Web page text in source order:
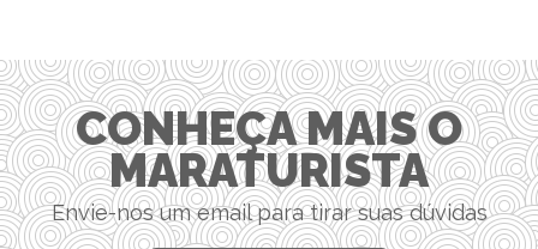
CONHEÇA MAIS O
MARATURISTA
Envie-nos um email para tirar suas dúvidas